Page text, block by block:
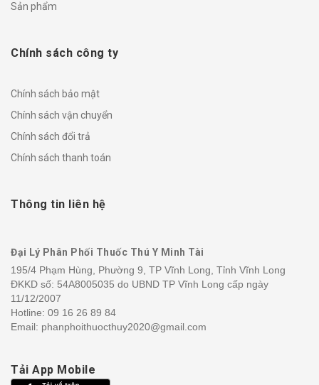
Sản phẩm
Chính sách công ty
Chính sách bảo mật
Chính sách vận chuyển
Chính sách đổi trả
Chính sách thanh toán
Thông tin liên hệ
Đại Lý Phân Phối Thuốc Thú Y Minh Tài
195/4 Phạm Hùng, Phường 9, TP Vĩnh Long, Tỉnh Vĩnh Long
ĐKKD số: 54A8005035 do UBND TP Vĩnh Long cấp ngày
11/12/2007
Hotline: 09 16 26 89 84
Email: phanphoithuocthuy2020@gmail.com
Tải App Mobile